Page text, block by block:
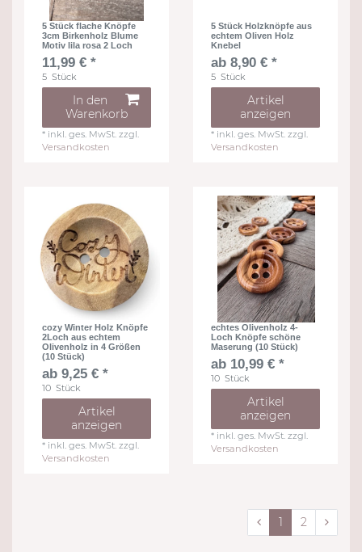
5 Stück flache Knöpfe
3cm Birkenholz Blume
Motiv lila rosa 2 Loch
11,99 € *
5 Stück
In den
Warenkorb
* inkl. ges. MwSt. zzgl.
Versandkosten
5 Stück Holzknöpfe aus
echtem Oliven Holz
Knebel
ab 8,90 € *
5 Stück
Artikel
anzeigen
* inkl. ges. MwSt. zzgl.
Versandkosten
cozy Winter Holz Knöpfe
2Loch aus echtem
Olivenholz in 4 Größen
(10 Stück)
ab 9,25 € *
10 Stück
Artikel
anzeigen
* inkl. ges. MwSt. zzgl.
Versandkosten
echtes Olivenholz 4-
Loch Knöpfe schöne
Maserung (10 Stück)
ab 10,99 € *
10 Stück
Artikel
anzeigen
* inkl. ges. MwSt. zzgl.
Versandkosten
1 2